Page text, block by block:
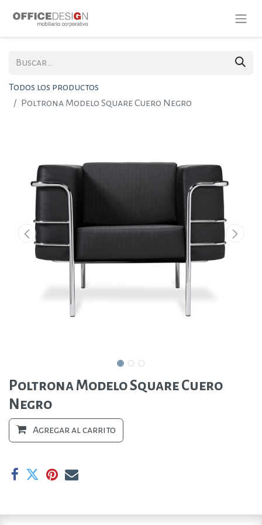
Todos los productos
Poltrona Modelo Square Cuero Negro
Poltrona Modelo Square Cuero
Negro
Agregar al carrito